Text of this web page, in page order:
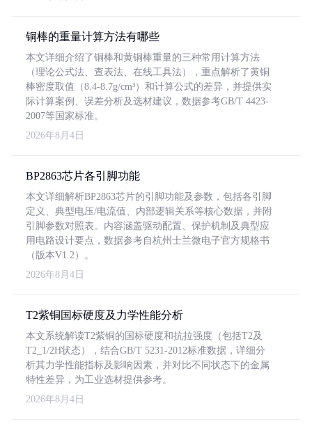
铜棒的重量计算方法有哪些
本文详细介绍了铜棒和黄铜棒重量的三种常用计算方法
（理论公式法、查表法、在线工具法），重点解析了黄铜
棒密度取值（8.4-8.7g/cm³）和计算公式的差异，并提供实
际计算案例、误差分析及选材建议，数据参考GB/T 4423-
2007等国家标准。
2026年8月4日
BP2863芯片各引脚功能
本文详细解析BP2863芯片的引脚功能及参数，包括各引脚
定义、典型电压/电流值、内部逻辑关系等核心数据，并附
引脚参数对照表。内容涵盖驱动配置、保护机制及典型应
用电路设计要点，数据参考自杭州士兰微电子官方规格书
（版本V1.2）。
2026年8月4日
T2紫铜国标硬度及力学性能分析
本文系统解读T2紫铜的国标硬度和抗拉强度（包括T2及
T2_1/2H状态），结合GB/T 5231-2012标准数据，详细分
析其力学性能指标及影响因素，并对比不同状态下的金属
特性差异，为工业选材提供参考。
2026年8月4日